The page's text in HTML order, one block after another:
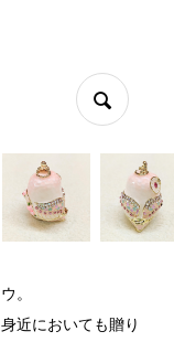
。
近においても贈り